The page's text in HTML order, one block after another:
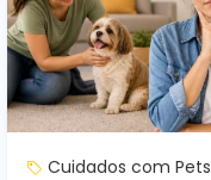
Cuidados com Pets